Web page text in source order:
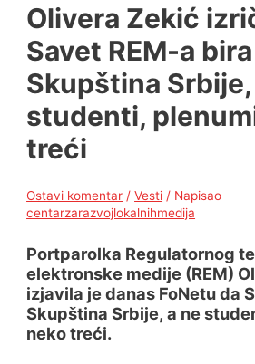
Olivera Zekić
Savet REM-a bira
Skupština Srbije,
studenti,
treći
Ostavi komentar /Vesti / Napisao
centarzarazvojlokalnihmedija
Portparolka Regulatornog
elektronske medije (REM)
izjavila je danas FoNetu da
Skupština Srbije, a ne
neko treći.